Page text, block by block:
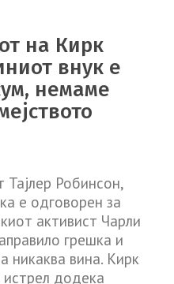
на Кирк
внук е
немаме
Робинсон,
е одговорен за
активист Чарли
грешка и
никаква вина. Кирк
додека